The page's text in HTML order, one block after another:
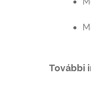
További